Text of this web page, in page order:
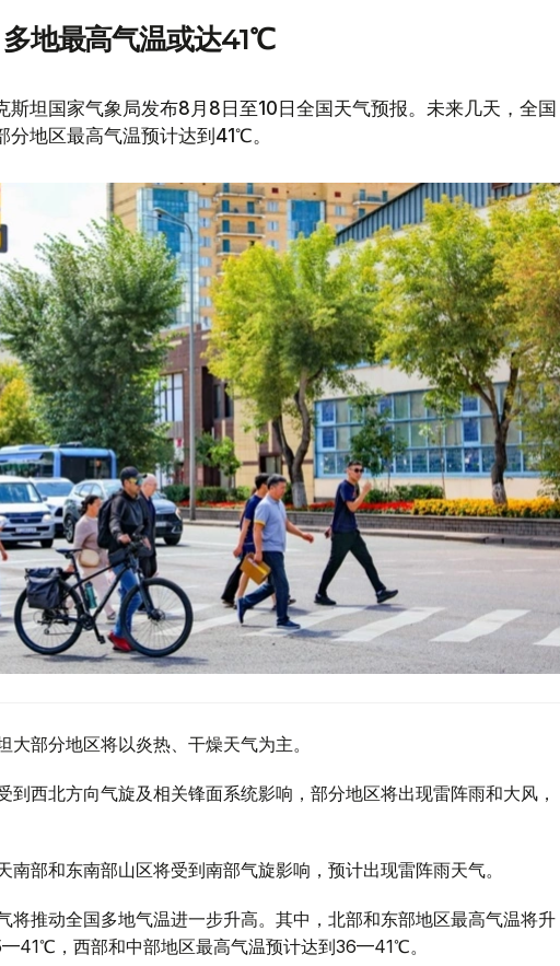
地最高气温或达41℃
斯坦国家气象局发布8月8日至10日全国天气预报。未来几天，全国
地区最高气温预计达到41℃。
部分地区将以炎热、干燥天气为主。
到西北方向气旋及相关锋面系统影响，部分地区将出现雷阵雨和大风，
部和东南部山区将受到南部气旋影响，预计出现雷阵雨天气。
将推动全国多地气温进一步升高。其中，北部和东部地区最高气温将升
，西部和中部地区最高气温预计达到36—41℃。